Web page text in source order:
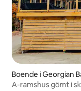
Boende i Georgian
A-ramshus gömt i